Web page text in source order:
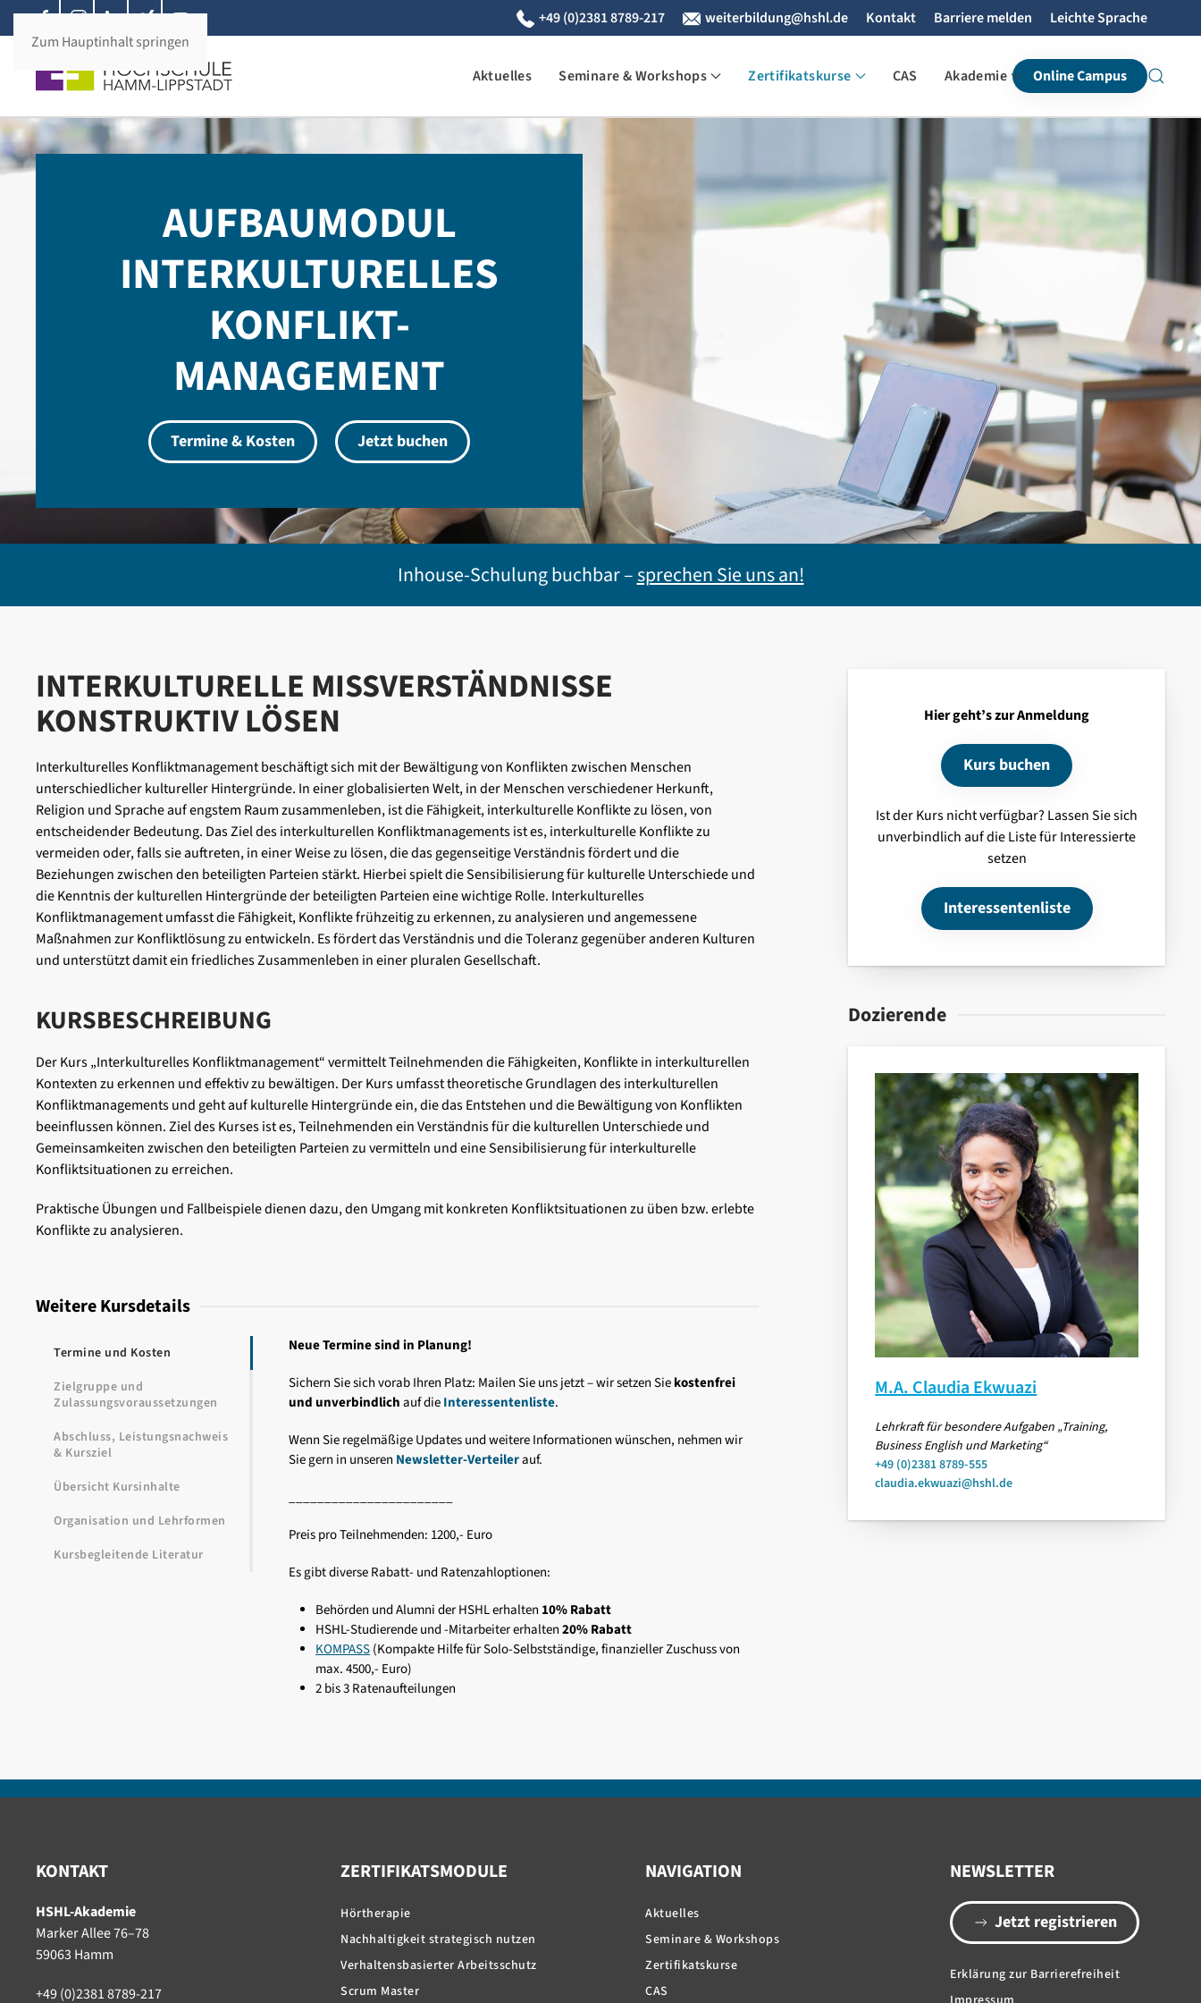
Zum Hauptinhalt springen
+49 (0)2381 8789-217 weiterbildung@hshl.de Kontakt Barriere melden Leichte Sprache
Aktuelles Seminare & Workshops Zertifikatskurse CAS Akademie Online Campus
AUFBAUMODUL
INTERKULTURELLES
KONFLIKT-
MANAGEMENT
Termine & Kosten Jetzt buchen
Inhouse-Schulung buchbar –sprechen Sie uns an!
INTERKULTURELLE MISSVERSTÄNDNISSE
KONSTRUKTIV LÖSEN
Interkulturelles Konfliktmanagement beschäftigt sich mit der Bewältigung von Konflikten zwischen Menschen
unterschiedlicher kultureller Hintergründe. In einer globalisierten Welt, in der Menschen verschiedener Herkunft,
Religion und Sprache auf engstem Raum zusammenleben, ist die Fähigkeit, interkulturelle Konflikte zu lösen, von
entscheidender Bedeutung. Das Ziel des interkulturellen Konfliktmanagements ist es, interkulturelle Konflikte zu
vermeiden oder, falls sie auftreten, in einer Weise zu lösen, die das gegenseitige Verständnis fördert und die
Beziehungen zwischen den beteiligten Parteien stärkt. Hierbei spielt die Sensibilisierung für kulturelle Unterschiede und
die Kenntnis der kulturellen Hintergründe der beteiligten Parteien eine wichtige Rolle. Interkulturelles
Konfliktmanagement umfasst die Fähigkeit, Konflikte frühzeitig zu erkennen, zu analysieren und angemessene
Maßnahmen zur Konfliktlösung zu entwickeln. Es fördert das Verständnis und die Toleranz gegenüber anderen Kulturen
und unterstützt damit ein friedliches Zusammenleben in einer pluralen Gesellschaft.
KURSBESCHREIBUNG
Der Kurs „Interkulturelles Konfliktmanagement“ vermittelt Teilnehmenden die Fähigkeiten, Konflikte in interkulturellen
Kontexten zu erkennen und effektiv zu bewältigen. Der Kurs umfasst theoretische Grundlagen des interkulturellen
Konfliktmanagements und geht auf kulturelle Hintergründe ein, die das Entstehen und die Bewältigung von Konflikten
beeinflussen können. Ziel des Kurses ist es, Teilnehmenden ein Verständnis für die kulturellen Unterschiede und
Gemeinsamkeiten zwischen den beteiligten Parteien zu vermitteln und eine Sensibilisierung für interkulturelle
Konfliktsituationen zu erreichen.
Praktische Übungen und Fallbeispiele dienen dazu, den Umgang mit konkreten Konfliktsituationen zu üben bzw. erlebte
Konflikte zu analysieren.
Weitere Kursdetails
Termine und Kosten
Zielgruppe und
Zulassungsvoraussetzungen
Abschluss, Leistungsnachweis
& Kursziel
Übersicht Kursinhalte
Organisation und Lehrformen
Kursbegleitende Literatur
Neue Termine sind in Planung!
Sichern Sie sich vorab Ihren Platz: Mailen Sie uns jetzt – wir setzen Siekostenfrei
und unverbindlichauf dieInteressentenliste.
Wenn Sie regelmäßige Updates und weitere Informationen wünschen, nehmen wir
Sie gern in unseren Newsletter-Verteilerauf.
Preis pro Teilnehmenden: 1200,- Euro
Es gibt diverse Rabatt- und Ratenzahloptionen:
Behörden und Alumni der HSHL erhalten 10% Rabatt
HSHL-Studierende und -Mitarbeiter erhalten20% Rabatt
KOMPASS(Kompakte Hilfe für Solo-Selbstständige, finanzieller Zuschuss von
max. 4500,- Euro)
2 bis 3 Ratenaufteilungen
Hier geht’s zur Anmeldung
Kurs buchen
Ist der Kurs nicht verfügbar? Lassen Sie sich
unverbindlich auf die Liste für Interessierte
setzen
Interessentenliste
Dozierende
M.A. Claudia Ekwuazi
Lehrkraft für besondere Aufgaben „Training,
Business English und Marketing“
+49 (0)2381 8789-555
claudia.ekwuazi@hshl.de
KONTAKT
HSHL-Akademie
Marker Allee 76–78
59063 Hamm
+49 (0)2381 8789-217
ZERTIFIKATSMODULE
Hörtherapie
Nachhaltigkeit strategisch nutzen
Verhaltensbasierter Arbeitsschutz
Scrum Master
NAVIGATION
Aktuelles
Seminare & Workshops
Zertifikatskurse
CAS
NEWSLETTER
Jetzt registrieren
Erklärung zur Barrierefreiheit